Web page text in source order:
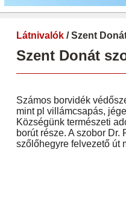
Látnivalók / Szent
Szent Donát
Számos borvidék
mint pl villámcsapás,
Községünk természeti
borút része. A szobor
szőlőhegyre felvezető út